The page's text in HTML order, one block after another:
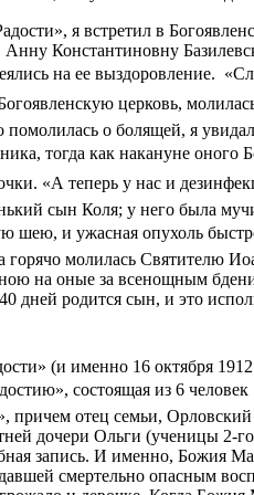
я встретил в
Константиновну
на ее выздоровление. 
церковь,
помолилась о болящей, я
тогда как накануне
«А теперь у нас и
сын Коля; у него была
шею, и ужасная опухоль
горячо молилась
на оные за всенощным
дней родится сын, и это
(и именно 16 октября
состоящая из 6
причем отец семьи,
дочери Ольги (ученицы
запись. И именно, Божия
смертельно опасным